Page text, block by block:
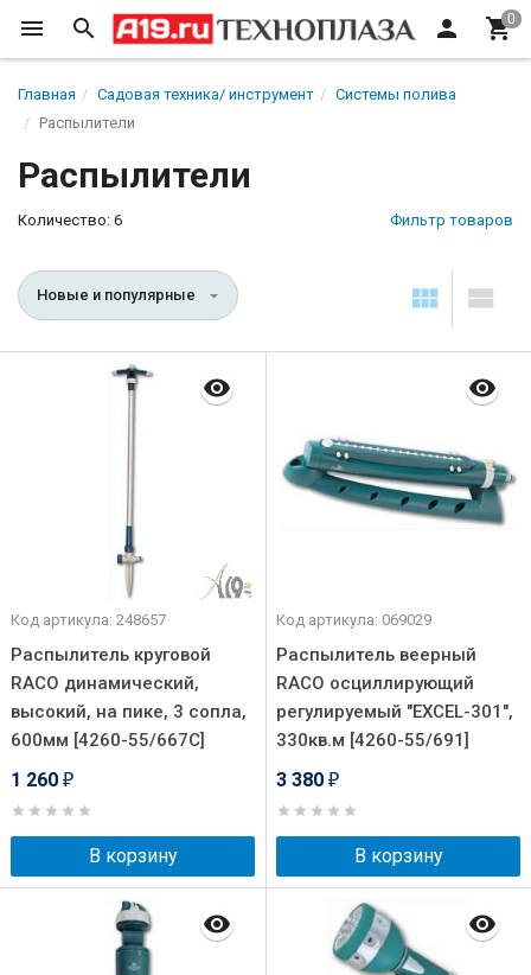
Главная Садовая техника/ инструмент
Системы полива
Распылители
Распылители
Количество: 6 Фильтр товаров
Новые и популярные
Код артикула: 248657
Распылитель круговой
RACO динамический,
высокий, на пике, 3 сопла,
600мм [4260-55/667C]
1 260 ₽
В корзину
Код артикула: 069029
Распылитель веерный
RACO осциллирующий
регулируемый "EXCEL-301",
330кв.м [4260-55/691]
3 380 ₽
В корзину